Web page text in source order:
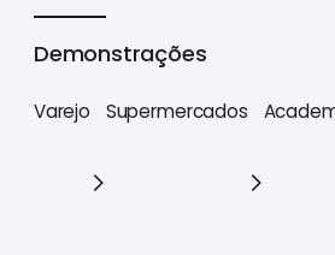
Demonstrações
Varejo Supermercados